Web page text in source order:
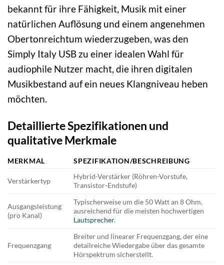
bekannt für ihre Fähigkeit, Musik mit einer
natürlichen Auflösung und einem angenehmen
Obertonreichtum wiederzugeben, was den
Simply Italy USB zu einer idealen Wahl für
audiophile Nutzer macht, die ihren digitalen
Musikbestand auf ein neues Klangniveau heben
möchten.
Detaillierte Spezifikationen und
qualitative Merkmale
MERKMAL SPEZIFIKATION/BESCHREIBUNG
Verstärkertyp
Hybrid-Verstärker (Röhren-Vorstufe,
Transistor-Endstufe)
Ausgangsleistung
(pro Kanal)
Typischerweise um die 50 Watt an 8 Ohm,
ausreichend für die meisten hochwertigen
Lautsprecher.
Frequenzgang
Breiter und linearer Frequenzgang, der eine
detailreiche Wiedergabe über das gesamte
Hörspektrum sicherstellt.